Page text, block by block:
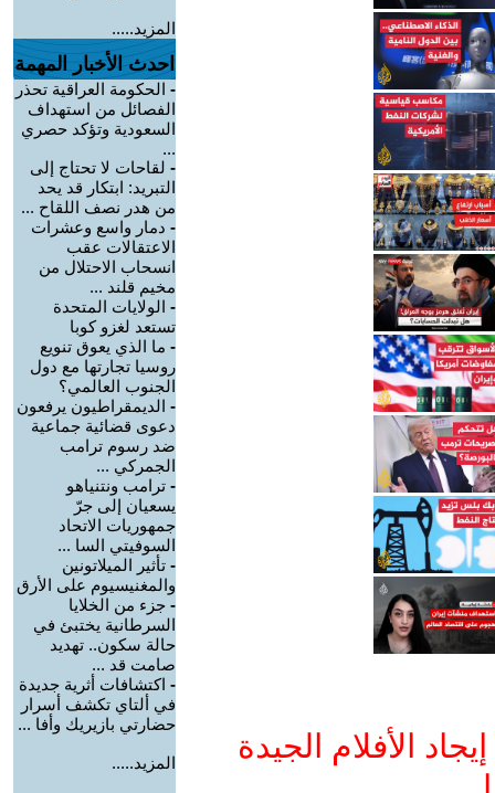
الأفلام الجيدة
المزيد.....
احدث الأخبار المهمة
- الحكومة العراقية تحذر
الفصائل من استهداف
السعودية وتؤكد حصري
...
- لقاحات لا تحتاج إلى
التبريد: ابتكار قد يحد
من هدر نصف اللقاح ...
- دمار واسع وعشرات
الاعتقالات عقب
انسحاب الاحتلال من
مخيم قلند ...
- الولايات المتحدة
تستعد لغزو كوبا
- ما الذي يعوق تنويع
روسيا تجارتها مع دول
الجنوب العالمي؟
- الديمقراطيون يرفعون
دعوى قضائية جماعية
ضد رسوم ترامب
الجمركي ...
- ترامب ونتنياهو
يسعيان إلى جرّ
جمهوريات الاتحاد
السوفيتي السا ...
- تأثير الميلاتونين
والمغنيسيوم على الأرق
- جزء من الخلايا
السرطانية يختبئ في
حالة سكون.. تهديد
صامت قد ...
- اكتشافات أثرية جديدة
في ألتاي تكشف أسرار
حضارتي بازيريك وأفا ...
المزيد.....